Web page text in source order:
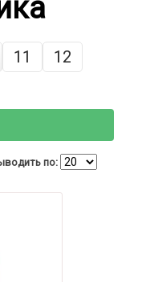
11 12
по: